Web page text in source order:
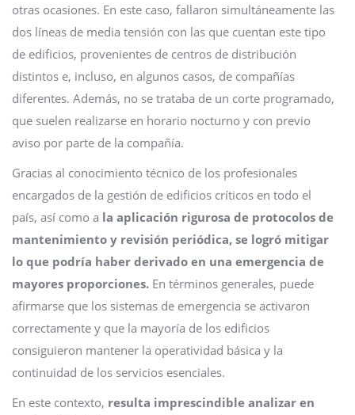
otras ocasiones. En este caso, fallaron simultáneamente las
dos líneas de media tensión con las que cuentan este tipo
de edificios, provenientes de centros de distribución
distintos e, incluso, en algunos casos, de compañías
diferentes. Además, no se trataba de un corte programado,
que suelen realizarse en horario nocturno y con previo
aviso por parte de la compañía.
Gracias al conocimiento técnico de los profesionales
encargados de la gestión de edificios críticos en todo el
país, así como a la aplicación rigurosa de protocolos de
mantenimiento y revisión periódica, se logró mitigar
lo que podría haber derivado en una emergencia de
mayores proporciones. En términos generales, puede
afirmarse que los sistemas de emergencia se activaron
correctamente y que la mayoría de los edificios
consiguieron mantener la operatividad básica y la
continuidad de los servicios esenciales.
En este contexto, resulta imprescindible analizar en